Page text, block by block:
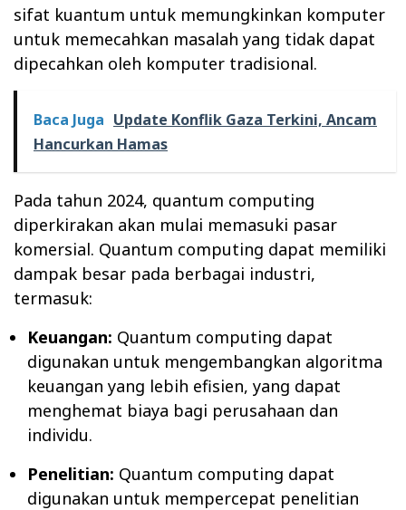
sifat kuantum untuk memungkinkan komputer
untuk memecahkan masalah yang tidak dapat
dipecahkan oleh komputer tradisional.
Baca Juga Update Konflik Gaza Terkini, Ancam
Hancurkan Hamas
Pada tahun 2024, quantum computing
diperkirakan akan mulai memasuki pasar
komersial. Quantum computing dapat memiliki
dampak besar pada berbagai industri,
termasuk:
Keuangan: Quantum computing dapat
digunakan untuk mengembangkan algoritma
keuangan yang lebih efisien, yang dapat
menghemat biaya bagi perusahaan dan
individu.
Penelitian: Quantum computing dapat
digunakan untuk mempercepat penelitian